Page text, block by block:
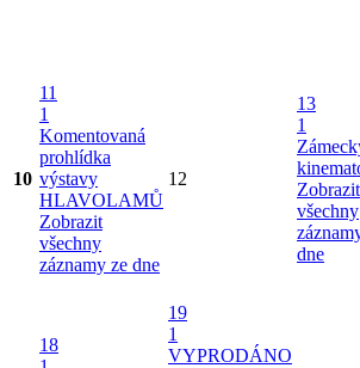
10
11
1
Komentovaná
prohlídka
výstavy
HLAVOLAMŮ
Zobrazit
všechny
záznamy ze dne
12
13
1
Zobrazit
všechny
dne
18
19
1
VYPRODÁNO